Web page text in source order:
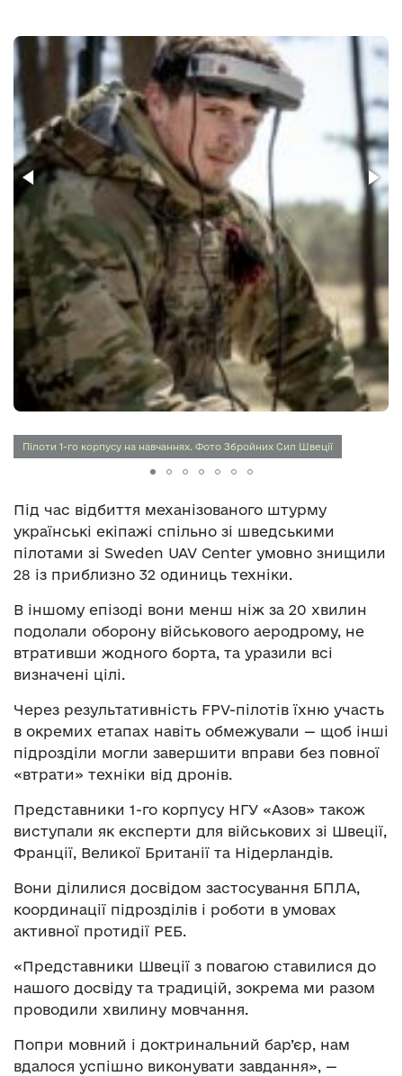
Пілоти 1-го корпусу на навчаннях. Фото Збройних Сил Швеції
Під час відбиття механізованого штурму
українські екіпажі спільно зі шведськими
пілотами зі Sweden UAV Center умовно знищили
28 із приблизно 32 одиниць техніки.
В іншому епізоді вони менш ніж за 20 хвилин
подолали оборону військового аеродрому, не
втративши жодного борта, та уразили всі
визначені цілі.
Через результативність FPV-пілотів їхню участь
в окремих етапах навіть обмежували — щоб інші
підрозділи могли завершити вправи без повної
«втрати» техніки від дронів.
Представники 1-го корпусу НГУ «Азов» також
виступали як експерти для військових зі Швеції,
Франції, Великої Британії та Нідерландів.
Вони ділилися досвідом застосування БПЛА,
координації підрозділів і роботи в умовах
активної протидії РЕБ.
«Представники Швеції з повагою ставилися до
нашого досвіду та традицій, зокрема ми разом
проводили хвилину мовчання.
Попри мовний і доктринальний бар’єр, нам
вдалося успішно виконувати завдання», —